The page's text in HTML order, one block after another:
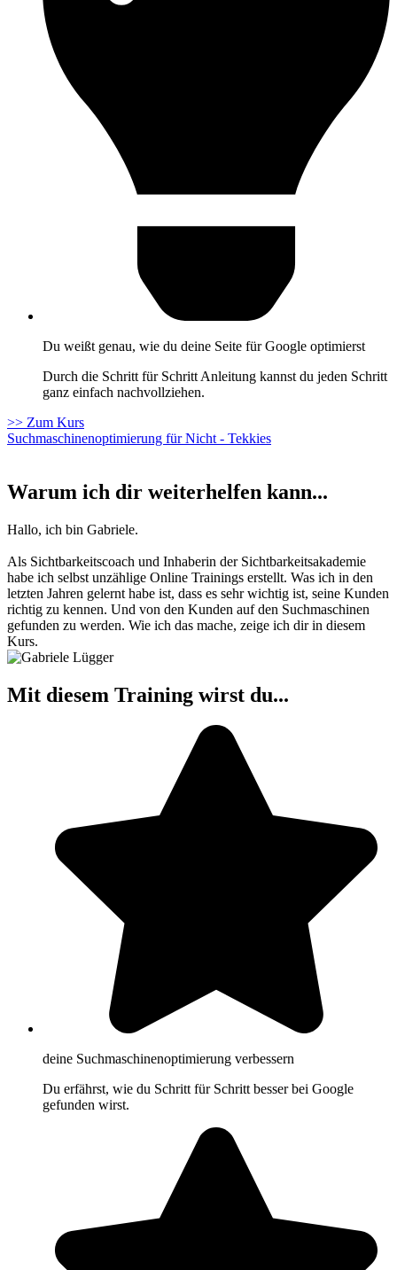
Du weißt genau, wie du deine Seite für Google optimierst
Durch die Schritt für Schritt Anleitung kannst du jeden Schritt
ganz einfach nachvollziehen.
>> Zum Kurs
Suchmaschinenoptimierung für Nicht - Tekkies
Warum ich dir weiterhelfen kann...
Hallo, ich bin Gabriele.
Als Sichtbarkeitscoach und Inhaberin der Sichtbarkeitsakademie
habe ich selbst unzählige Online Trainings erstellt. Was ich in den
letzten Jahren gelernt habe ist, dass es sehr wichtig ist, seine Kunden
richtig zu kennen. Und von den Kunden auf den Suchmaschinen
gefunden zu werden. Wie ich das mache, zeige ich dir in diesem
Kurs.
Mit diesem Training wirst du...
deine Suchmaschinenoptimierung verbessern
Du erfährst, wie du Schritt für Schritt besser bei Google
gefunden wirst.